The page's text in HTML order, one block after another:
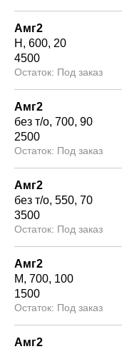
Амг2
Н
600 20
4500
Под заказ
Амг2
без т/о 700 90
2500
Под заказ
Амг2
без т/о 550 70
3500
Под заказ
Амг2
М 700 100
1500
Под заказ
Амг2